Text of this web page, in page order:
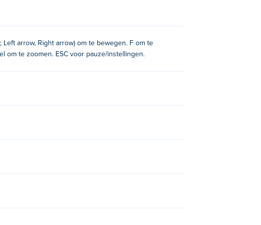
niet om nieuwe stations te ontgrendelen, want
in uw restaurant als uw co-chef. Ben je klaar
arrow, Right arrow) om te bewegen. F om te
om te zoomen. ESC voor pauze/instellingen.